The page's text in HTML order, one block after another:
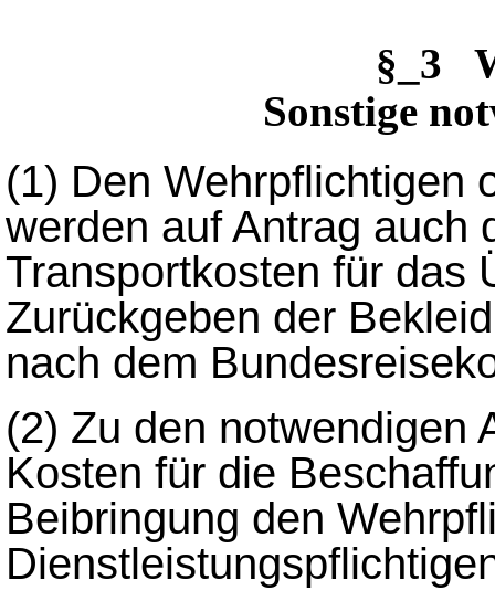
§_3
Sonstige
(1) Den Wehrpflichtigen
werden auf Antrag auch
Transportkosten für das
Zurückgeben der
nach dem
(2) Zu den notwendigen
Kosten für die
Beibringung den